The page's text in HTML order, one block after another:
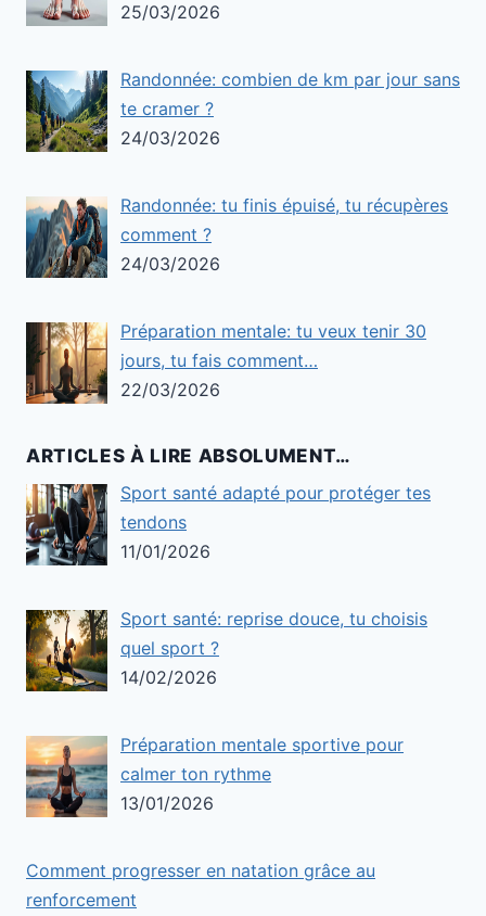
25/03/2026
Randonnée: combien de km par jour sans
te cramer ?
24/03/2026
Randonnée: tu finis épuisé, tu récupères
comment ?
24/03/2026
Préparation mentale: tu veux tenir 30
jours, tu fais comment…
22/03/2026
ARTICLES À LIRE ABSOLUMENT…
Sport santé adapté pour protéger tes
tendons
11/01/2026
Sport santé: reprise douce, tu choisis
quel sport ?
14/02/2026
Préparation mentale sportive pour
calmer ton rythme
13/01/2026
Comment progresser en natation grâce au
renforcement